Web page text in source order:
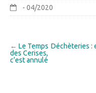
- 04/2020
Déchèteries :
← Le Temps
des Cerises,
c’est annulé